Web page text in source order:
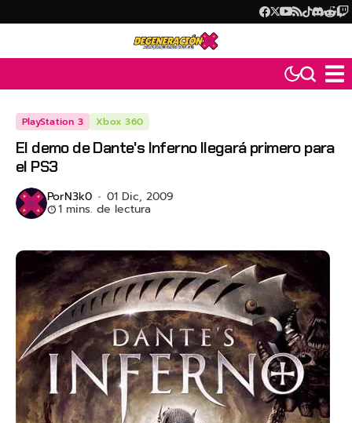
PlayStation 3 Xbox 360
El demo de Dante's Inferno llegará primero para
el PS3
PorN3k0 01 Dic, 2009
1 mins. de lectura